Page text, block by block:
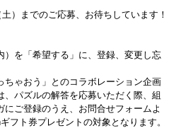
）までのご応募、お待ちしています！
）を「希望する」に、登録、変更し忘
ちゃおう」とのコラボレーション企画
、パズルの解答を応募いただく際、組
ご登録のうえ、お問合せフォームよ
フト券プレゼントの対象となります。